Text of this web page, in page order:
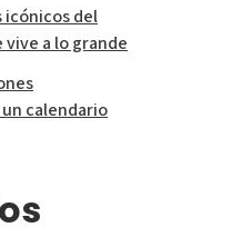
icónicos del
vive a lo grande
calendario